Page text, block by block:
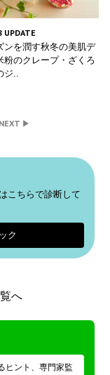
ンを潤す秋冬の美肌デ
粉のクレープ・ざくろ
..
NEXT
こちらで診断して
ク
へ
ヒント、専門家監